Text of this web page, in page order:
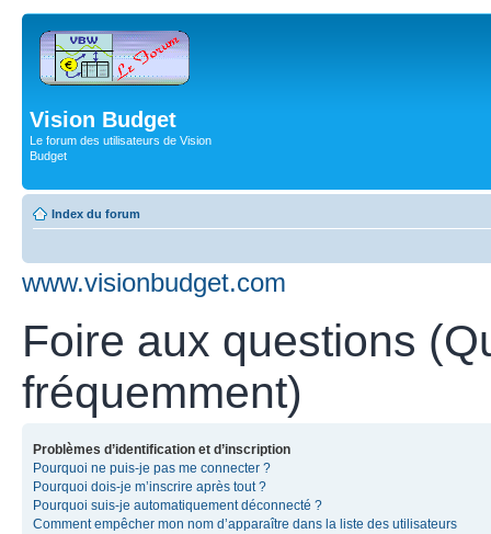
Vision Budget
Le forum des utilisateurs de Vision
Budget
Index du forum
www.visionbudget.com
Foire aux questions
fréquemment)
Problèmes d’identification et d’inscription
Pourquoi ne puis-je pas me connecter ?
Pourquoi dois-je m’inscrire après tout ?
Pourquoi suis-je automatiquement déconnecté ?
Comment empêcher mon nom d’apparaître dans la liste des utilisateurs